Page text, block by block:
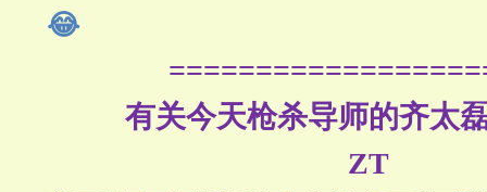
😂
有关今天枪杀导师的齐太
ZT